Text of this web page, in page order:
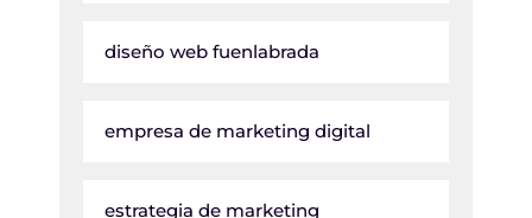
diseño web fuenlabrada
empresa de marketing digital
estrategia de marketing